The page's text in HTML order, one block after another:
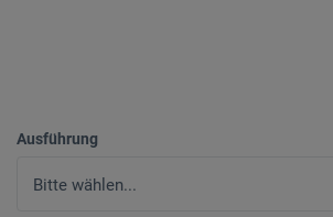
Ausführung